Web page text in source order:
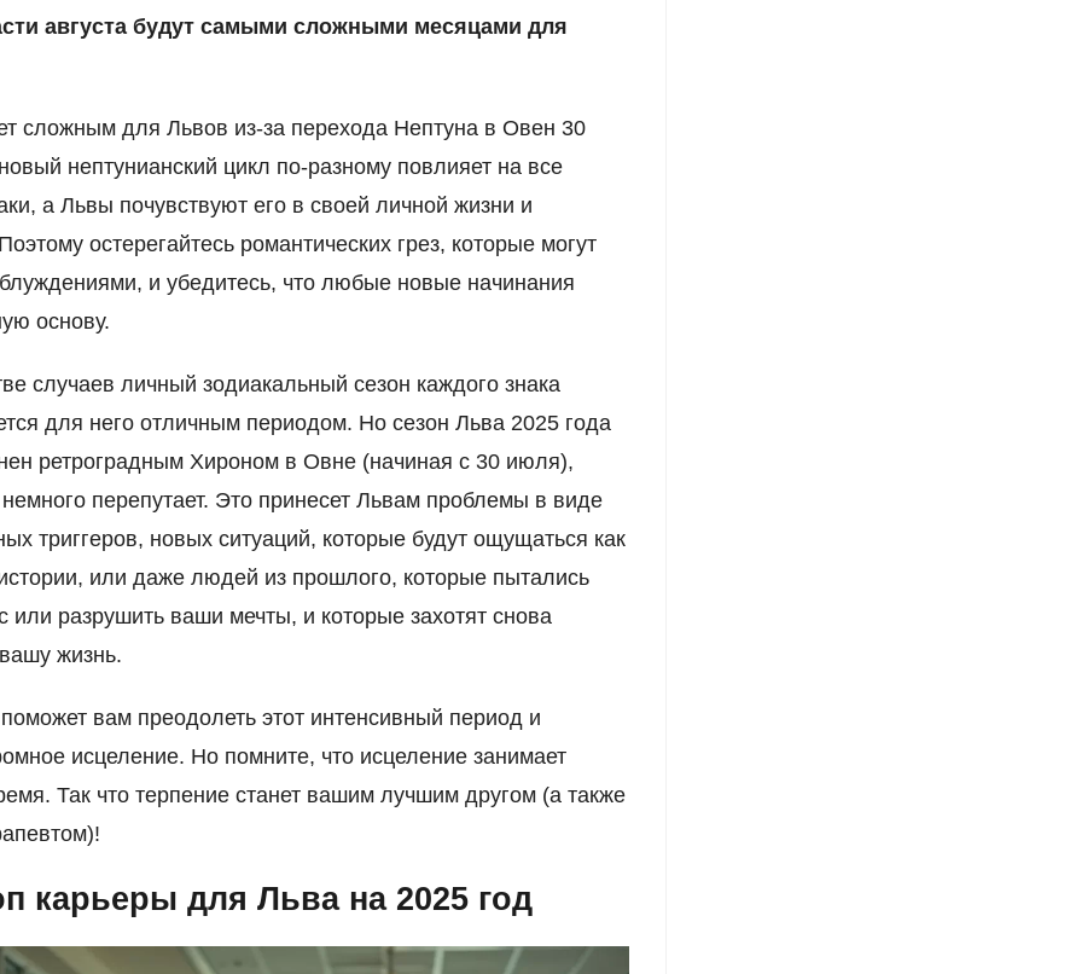
августа будут самыми сложными месяцами для
сложным для Львов из-за перехода Нептуна в Овен 30
нептунианский цикл по-разному повлияет на все
а Львы почувствуют его в своей личной жизни и
остерегайтесь романтических грез, которые могут
и убедитесь, что любые новые начинания
основу.
случаев личный зодиакальный сезон каждого знака
для него отличным периодом. Но сезон Льва 2025 года
ретроградным Хироном в Овне (начиная с 30 июля),
перепутает. Это принесет Львам проблемы в виде
триггеров, новых ситуаций, которые будут ощущаться как
или даже людей из прошлого, которые пытались
или разрушить ваши мечты, и которые захотят снова
жизнь.
вам преодолеть этот интенсивный период и
исцеление. Но помните, что исцеление занимает
Так что терпение станет вашим лучшим другом (а также
карьеры для Льва на 2025 год